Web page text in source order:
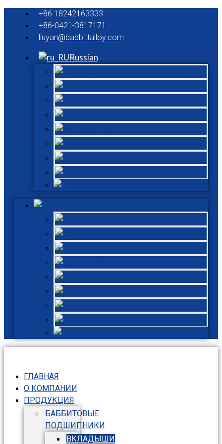
+86 18242163333
+86-0421-3817171
liuyan@babbittalloy.com
Russian
ГЛАВНАЯ
О КОМПАНИИ
ПРОДУКЦИЯ
БАББИТОВЫЕ
ПОДШИПНИКИ
ВКЛАДЫШИ